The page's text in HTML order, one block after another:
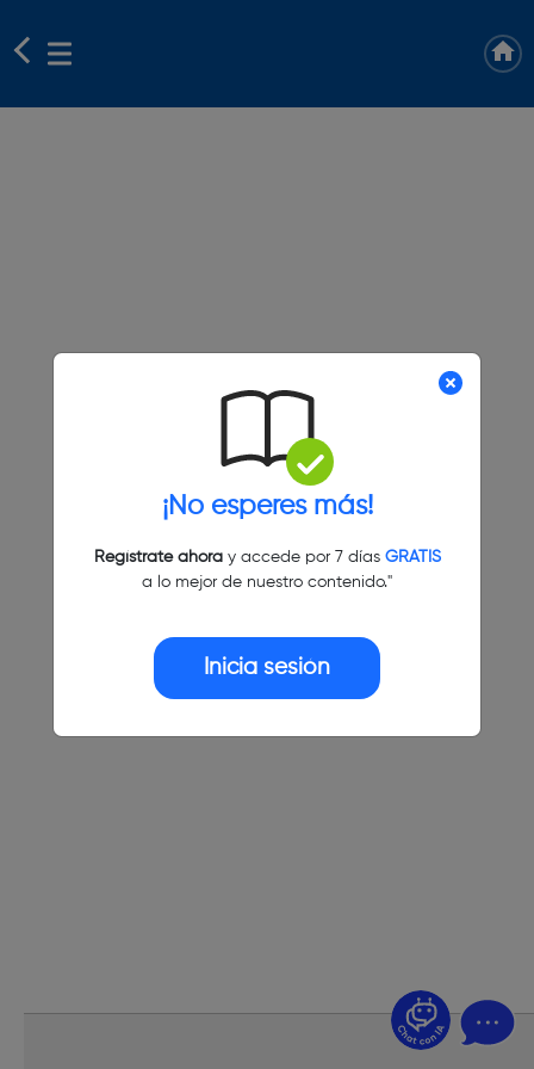
¡No esperes más!
Regístrate ahoray accede por 7 días GRATIS
a lo mejor de nuestro contenido."
Inicia sesión